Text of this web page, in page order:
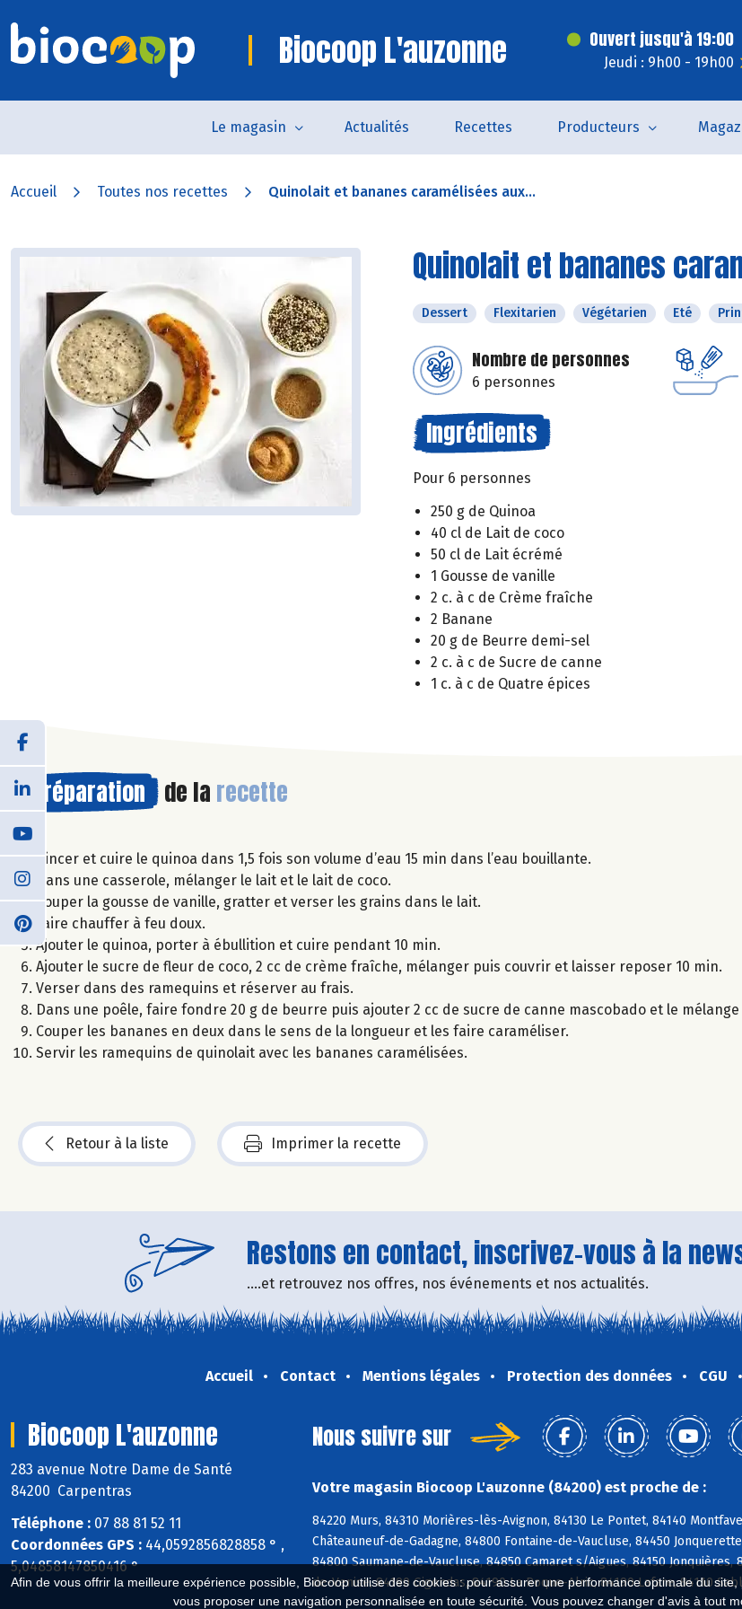
Afin de vous offrir la meilleure expérience possible, Biocoop utilise des cookies : pour assurer une performance optimale du
vous proposer une navigation personnalisée en toute sécurité. Vous pouvez changer d'avis à tout
Biocoop L'auzonne Ouvert jusqu'à 19:00
Jeudi : 9h00 - 19h00
Le magasin Actualités Recettes Producteurs
Accueil Toutes nos recettes Quinolait et bananes caramélisées aux...
Quinolait et bananes
Dessert Flexitarien Végétarien Eté
Nombre de personnes
6 personnes
Ingrédients
Pour 6 personnes
250 g de Quinoa
40 cl de Lait de coco
50 cl de Lait écrémé
1 Gousse de vanille
2 c. à c de Crème fraîche
2 Banane
20 g de Beurre demi-sel
2 c. à c de Sucre de canne
1 c. à c de Quatre épices
Préparation de la recette
Rincer et cuire le quinoa dans 1,5 fois son volume d’eau 15 min dans l’eau bouillante.
Dans une casserole, mélanger le lait et le lait de coco.
Couper la gousse de vanille, gratter et verser les grains dans le lait.
Faire chauffer à feu doux.
Ajouter le quinoa, porter à ébullition et cuire pendant 10 min.
Ajouter le sucre de fleur de coco, 2 cc de crème fraîche, mélanger puis couvrir et laisser reposer 10 min.
Verser dans des ramequins et réserver au frais.
Dans une poêle, faire fondre 20 g de beurre puis ajouter 2 cc de sucre de canne mascobado et le mélange
Couper les bananes en deux dans le sens de la longueur et les faire caraméliser.
Servir les ramequins de quinolait avec les bananes caramélisées.
Retour à la liste Imprimer la recette
Restons en contact, inscrivez-vous à la
....et retrouvez nos offres, nos événements et nos actualités.
Accueil Contact Mentions légales Protection des données CGU
Biocoop L'auzonne
283 avenue Notre Dame de Santé
84200 Carpentras
Téléphone : 07 88 81 52 11
Coordonnées GPS : 44,0592856828858 ° ,
5,04858147850416 °
Nous suivre sur
Votre magasin Biocoop L'auzonne (84200) est proche de :
84220 Murs, 84310 Morières-lès-Avignon, 84130 Le Pontet, 84140
Châteauneuf-de-Gadagne, 84800 Fontaine-de-Vaucluse, 84450
84800 Saumane-de-Vaucluse, 84850 Camaret s/Aigues, 84150
de-Venise, 84190 Gigondas, 84190 La Roque-Alric, 84190 Lafare, 84110